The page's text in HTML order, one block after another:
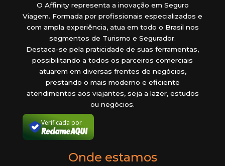
O Affinity representa a inovação em Seguro
Viagem. Formada por profissionais especializados e
com ampla experiência, atua em todo o Brasil nos
segmentos de Turismo e Segurador.
Destaca-se pela praticidade de suas ferramentas,
possibilitando a todos os parceiros comerciais
atuarem em diversas frentes de negócios,
prestando o mais moderno e eficiente
atendimentos aos viajantes, seja a lazer, estudos
ou negócios.
Verificada por
Onde estamos